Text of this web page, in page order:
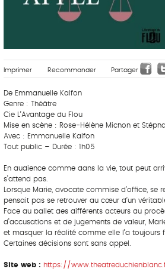
Imprimer Recommander Partager
De Emmanuelle Kalfon
Genre : Théâtre
Cie L’Avantage du Flou
Mise en scène : Rose-Hélène Michon et
Avec : Emmanuelle Kalfon
Tout public – Durée : 1h05
En audience comme dans la vie, tout peut
s’attend pas.
Lorsque Marie, avocate commise d’office, se
pensait pas se retrouver au cœur d’un
Face au ballet des différents acteurs du
d’accusations et de jugements de valeur,
et masquer la réalité comme elle l’a toujours
Certaines décisions sont sans appel.
Site web : https://